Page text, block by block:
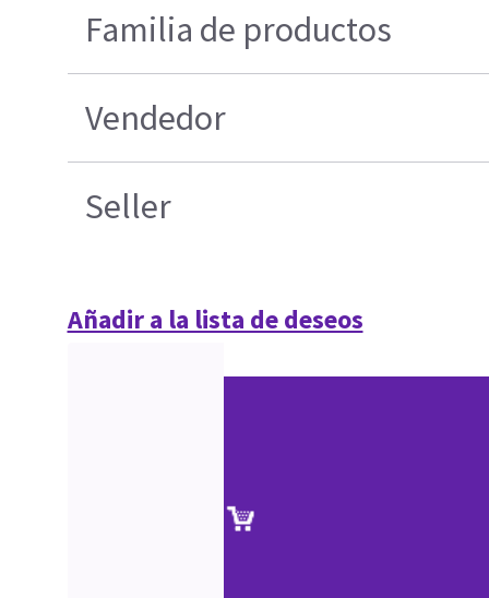
Familia de productos
Vendedor
Seller
Añadir a la lista de deseos